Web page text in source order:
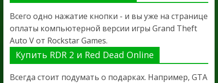
Всего одно нажатие кнопки - и вы уже на странице
оплаты компьютерной версии игры Grand Theft
Auto V от Rockstar Games.
Купить RDR 2 и Red Dead Online
Всегда стоит подумать о подарках. Например, GTA